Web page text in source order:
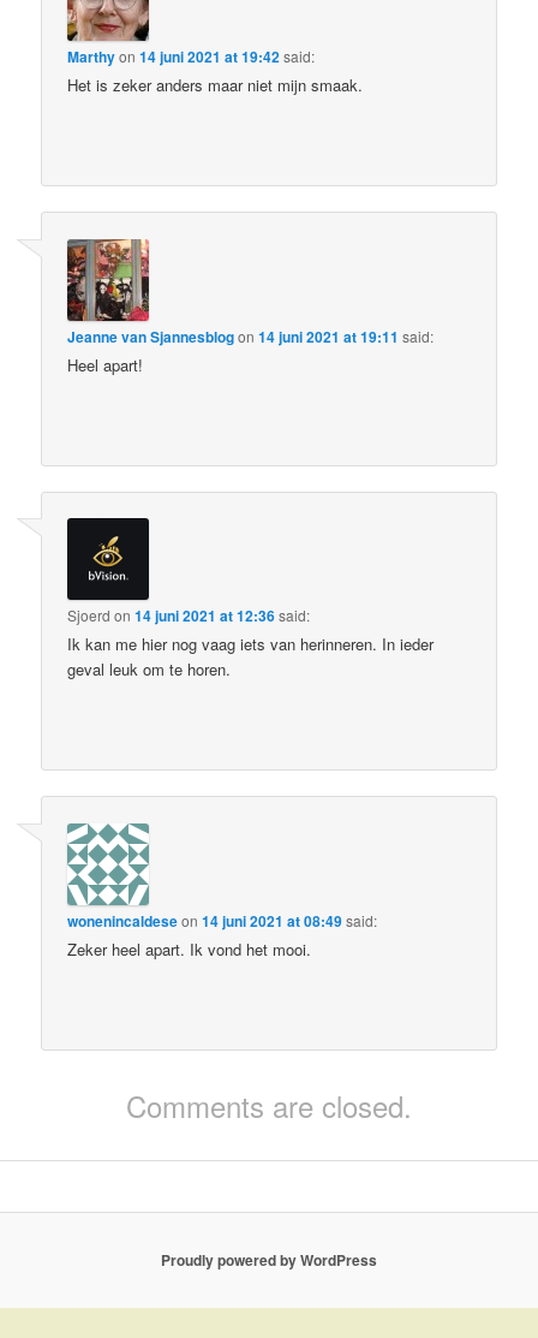
Marthyon14 juni 2021 at 19:42said:
Het is zeker anders maar niet mijn smaak.
Jeanne van Sjannesblogon14 juni 2021 at 19:11 said:
Heel apart!
Sjoerd on14 juni 2021 at 12:36said:
Ik kan me hier nog vaag iets van herinneren. In ieder
geval leuk om te horen.
wonenincaldeseon14 juni 2021 at 08:49said:
Zeker heel apart. Ik vond het mooi.
Comments are closed.
Proudly powered by WordPress